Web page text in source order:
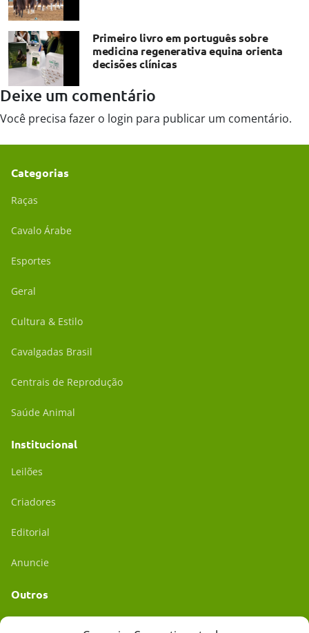
Primeiro livro em português sobre
medicina regenerativa equina orienta
decisões clínicas
Deixe um comentário
Você precisa fazer o login para publicar um comentário.
Categorias
Raças
Cavalo Árabe
Esportes
Geral
Cultura & Estilo
Cavalgadas Brasil
Centrais de Reprodução
Saúde Animal
Institucional
Leilões
Criadores
Editorial
Anuncie
Outros